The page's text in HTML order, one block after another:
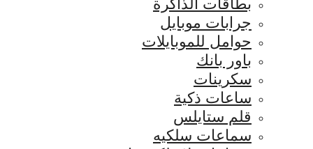
بطاقات الذاكرة
جرابات موبايل
حوامل للموبايلات
باور بانك
سكرينات
ساعات ذكية
قلم ستايلس
سماعات سلكيه